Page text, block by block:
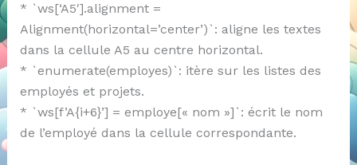
* `ws[‘A5′].alignment =
Alignment(horizontal=’center’)`: aligne les textes
dans la cellule A5 au centre horizontal.
* `enumerate(employes)`: itère sur les listes des
employés et projets.
* `ws[f’A{i+6}’] = employe[« nom »]`: écrit le nom
de l’employé dans la cellule correspondante.